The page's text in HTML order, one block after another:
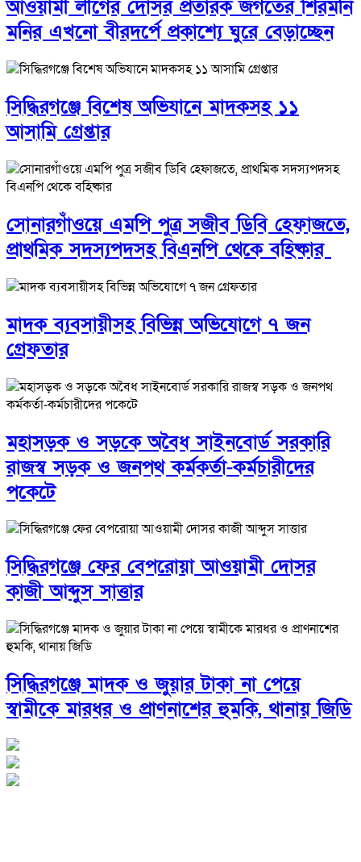
আওয়ামী লীগের দোসর প্রতারক জগতের শিরমনি
মনির এখনো বীরদর্পে প্রকাশ্যে ঘুরে বেড়াচ্ছেন
সিদ্ধিরগঞ্জে বিশেষ অভিযানে মাদকসহ ১১
আসামি গ্রেপ্তার
সোনারগাঁওয়ে এমপি পুত্র সজীব ডিবি হেফাজতে,
প্রাথমিক সদস্যপদসহ বিএনপি থেকে বহিষ্কার
মাদক ব্যবসায়ীসহ বিভিন্ন অভিযোগে ৭ জন
গ্রেফতার
মহাসড়ক ও সড়কে অবৈধ সাইনবোর্ড সরকারি
রাজস্ব সড়ক ও জনপথ কর্মকর্তা-কর্মচারীদের
পকেটে
সিদ্ধিরগঞ্জে ফের বেপরোয়া আওয়ামী দোসর
কাজী আব্দুস সাত্তার
সিদ্ধিরগঞ্জে মাদক ও জুয়ার টাকা না পেয়ে
স্বামীকে মারধর ও প্রাণনাশের হুমকি, থানায় জিডি